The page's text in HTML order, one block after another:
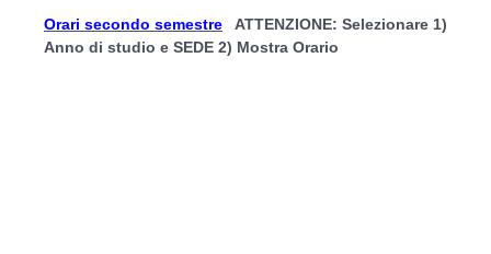
Orari secondo semestre ATTENZIONE: Selezionare 1)
Anno di studio e SEDE 2) Mostra Orario